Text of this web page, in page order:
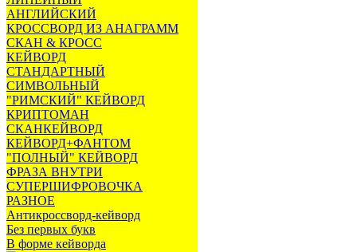
АНГЛИЙСКИЙ
КРОССВОРД ИЗ АНАГРАММ
СКАН & КРОСС
КЕЙВОРД
СТАНДАРТНЫЙ
СИМВОЛЬНЫЙ
"РИМСКИЙ" КЕЙВОРД
КРИПТОМАН
СКАНКЕЙВОРД
КЕЙВОРД+ФАНТОМ
"ПОЛНЫЙ" КЕЙВОРД
ФРАЗА ВНУТРИ
СУПЕРШИФРОВОЧКА
РАЗНОЕ
Антикроссворд-кейворд
Без первых букв
В форме кейворда